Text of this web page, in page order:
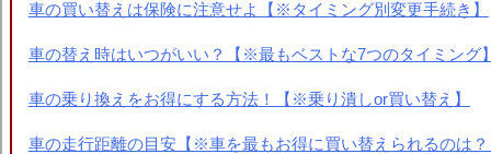
車の買い替えは保険に注意せよ【※タイミング別変更手続き】
車の替え時はいつがいい？【※最もベストな7つのタイミング
車の乗り換えをお得にする方法！【※乗り潰しor買い替え】
車の走行距離の目安【※車を最もお得に買い替えられるのは